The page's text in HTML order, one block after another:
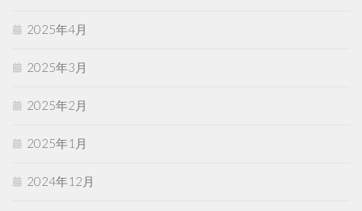
2025年4月
2025年3月
2025年2月
2025年1月
2024年12月